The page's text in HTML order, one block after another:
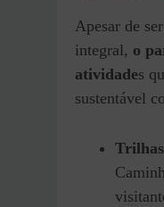
Apesar de
integral, o
atividades
sustentável